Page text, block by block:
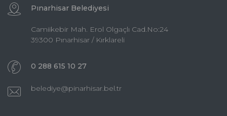
Pınarhisar Belediyesi
Camiikebir Mah. Erol Olgaçlı Cad.No:24
39300 Pınarhisar / Kırklareli
0 288 615 10 27
belediye@pinarhisar.bel.tr